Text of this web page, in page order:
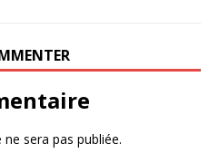
sera pas publiée.